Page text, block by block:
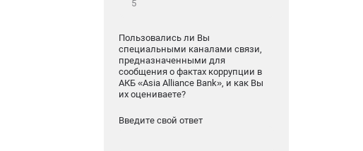
Пользовались ли Вы
специальными каналами связи,
предназначенными для
сообщения о фактах коррупции в
АКБ «Asia Alliance Bank», и как Вы
их оцениваете?
Введите свой ответ